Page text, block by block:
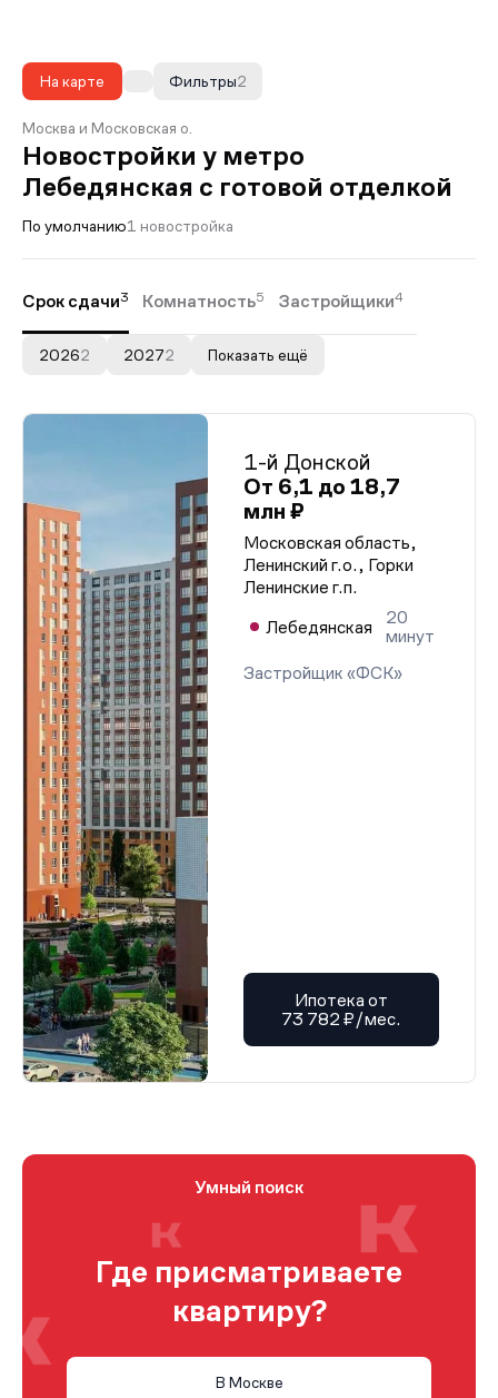
На карте 2
Фильтры
Москва и Московская о.
Новостройки у метро
Лебедянская с готовой отделкой
По умолчанию1 новостройка
Срок сдачи3 Комнатность5 Застройщики4
20262 20272 Показать ещё
1-й Донской
От 6,1 до 18,7
млн ₽
Московская область,
Ленинский г.о., Горки
Ленинские г.п.
Лебедянская
20
минут
Застройщик «ФСК»
Ипотека от
73 782 ₽/мес.
Умный поиск
Где присматриваете
квартиру?
В Москве